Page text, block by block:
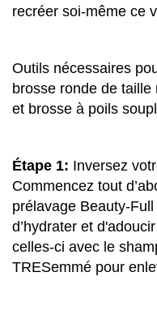
recréer soi-même ce
Outils nécessaires
brosse ronde de
et brosse à poils
Étape 1: Inversez
Commencez tout
prélavage Beauty-
d’hydrater et
celles-ci avec le
TRESemmé pour